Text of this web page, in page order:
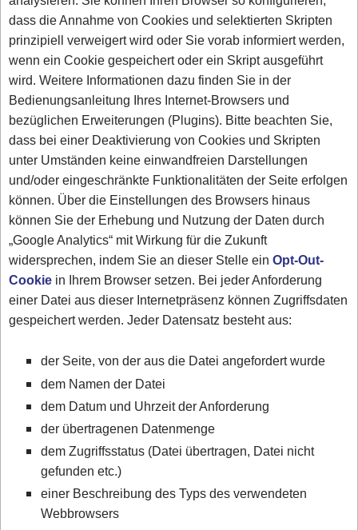
dass die Annahme von Cookies und selektierten Skripten
prinzipiell verweigert wird oder Sie vorab informiert werden,
wenn ein Cookie gespeichert oder ein Skript ausgeführt
wird. Weitere Informationen dazu finden Sie in der
Bedienungsanleitung Ihres Internet-Browsers und
bezüglichen Erweiterungen (Plugins). Bitte beachten Sie,
dass bei einer Deaktivierung von Cookies und Skripten
unter Umständen keine einwandfreien Darstellungen
und/oder eingeschränkte Funktionalitäten der Seite erfolgen
können. Über die Einstellungen des Browsers hinaus
können Sie der Erhebung und Nutzung der Daten durch
„Google Analytics“ mit Wirkung für die Zukunft
widersprechen, indem Sie an dieser Stelle einOpt-Out-
Cookie in Ihrem Browser setzen. Bei jeder Anforderung
einer Datei aus dieser Internetpräsenz können Zugriffsdaten
gespeichert werden. Jeder Datensatz besteht aus:
der Seite, von der aus die Datei angefordert wurde
dem Namen der Datei
dem Datum und Uhrzeit der Anforderung
der übertragenen Datenmenge
dem Zugriffsstatus (Datei übertragen, Datei nicht
gefunden etc.)
einer Beschreibung des Typs des verwendeten
Webbrowsers